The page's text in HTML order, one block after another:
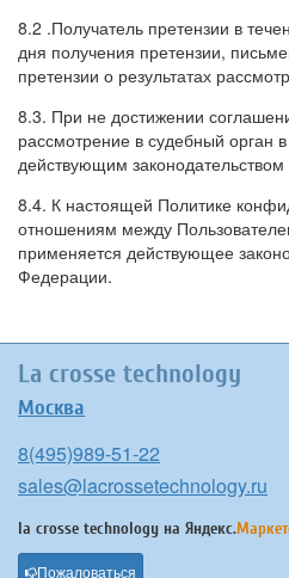
8.2 .Получатель претензии в
дня получения претензии,
претензии о результатах
8.3. При не достижении
рассмотрение в судебный орган в
действующим
8.4. К настоящей Политике
отношениям между
применяется действующее
Федерации.
La crosse technology
Москва
8(495)989-51-22
sales@lacrossetechnology.ru
la crosse technology на Яндекс.
Пожаловаться